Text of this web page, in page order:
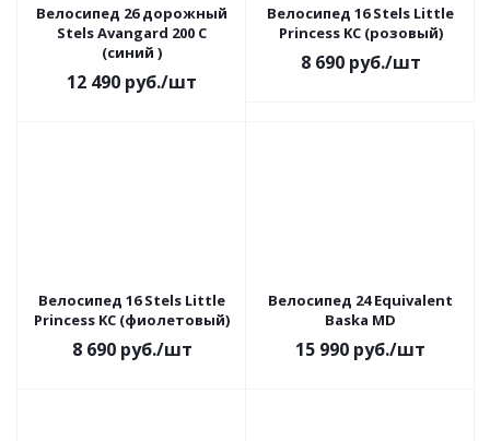
Велосипед 26 дорожный
Stels Avangard 200 C
(синий )
12 490 руб./шт
Велосипед 16 Stels Little
Princess KC (розовый)
8 690руб./шт
Велосипед 16 Stels Little
Princess KC (фиолетовый)
8 690руб./шт
Велосипед 24 Equivalent
Baska MD
15 990 руб./шт